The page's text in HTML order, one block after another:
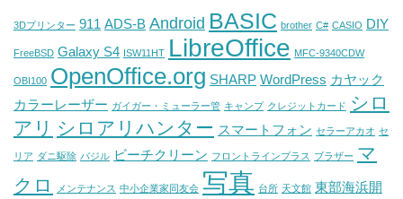
3Dプリンター 911 ADS-B Android BASIC brother C# CASIO DIY
FreeBSD Galaxy S4 ISW11HT LibreOffice MFC-9340CDW
OBI100 OpenOffice.org SHARP WordPress カヤック
カラーレーザー ガイガー・ミューラー管 キャンプ クレジットカード シロ
アリ シロアリハンター スマートフォン セラーアカオ セ
リア ダニ駆除 バジル ビーチクリーン フロントラインプラス ブラザー マ
クロ
メンテナンス 中小企業家同友会 写真 台所 天文館 東部海浜開